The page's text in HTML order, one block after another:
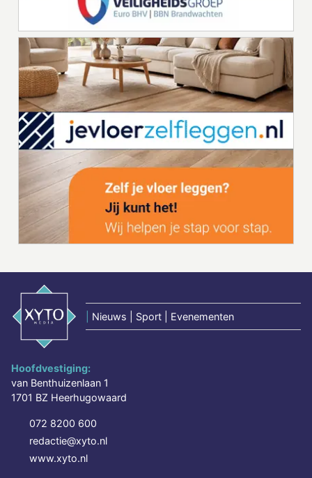
Nieuws | Sport | Evenementen
Hoofdvestiging:
van Benthuizenlaan 1
1701 BZ Heerhugowaard
072 8200 600
redactie@xyto.nl
www.xyto.nl